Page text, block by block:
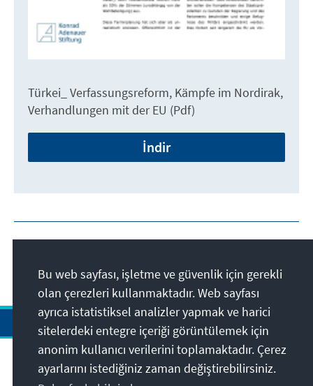
Türkei_ Verfassungsreform, Kämpfe im Nordirak,
Verhandlungen mit der EU (Pdf)
İndir
Adres
Bu web sayfası, işletme ve güvenlik için gerekli
olan çerezleri kullanmaktadır. Web sayfası
ayrıca istatistiksel analizler yapmak ve harici
sitelerdeki entegre içeriği görüntülemek için
anonim kullanıcı verilerini toplamaktadır. Çerez
ayarlarını istediğiniz zaman değiştirebilirsiniz.